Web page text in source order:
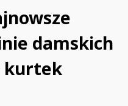
damskich
kurtek